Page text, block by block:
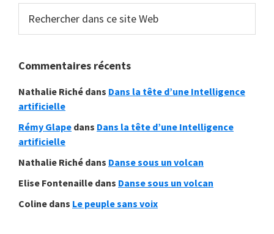
est
la
»
Barre
latérale
dans
Web
Commentaires récents
Nathalie Riché dans Dans la tête d’une Intelligence
artificielle
Rémy Glape dans Dans la tête d’une Intelligence
artificielle
Nathalie Riché dans Danse sous un volcan
Elise Fontenaille dans Danse sous un volcan
Coline dans Le peuple sans voix